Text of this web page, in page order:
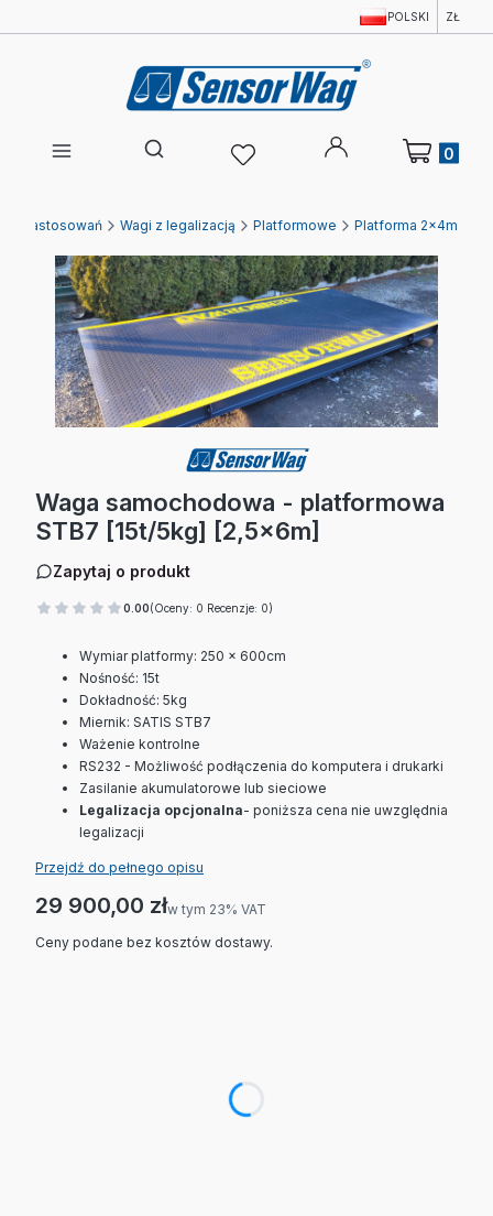
POLSKI ZŁ
Otwórz wyszukiwarkę
Produkty w
zastosowań Wagi z legalizacją Platformowe Platforma 2x4m
Waga samochodowa - platformowa
STB7 [15t/5kg] [2,5x6m]
Zapytaj o produkt
0.00(Oceny: 0 Recenzje: 0)
Wymiar platformy: 250 x 600cm
Nośność: 15t
Dokładność: 5kg
Miernik: SATIS STB7
Ważenie kontrolne
RS232 - Możliwość podłączenia do komputera i drukarki
Zasilanie akumulatorowe lub sieciowe
Legalizacja opcjonalna- poniższa cena nie uwzględnia
legalizacji
Przejdź do pełnego opisu
Cena
29 900,00 złw tym 23% VAT
w tym 23% VAT
Ceny podane bez kosztów dostawy.